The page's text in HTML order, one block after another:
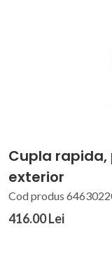
Cupla rapida,
exterior
Cod produs
416.00 Lei